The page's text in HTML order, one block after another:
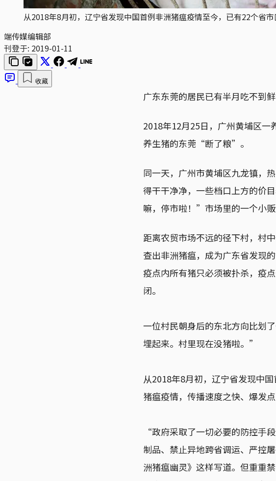
从2018年8月初，辽宁省发现中国首例非洲猪瘟疫情至今，已有22个省
端传媒编辑部
刊登于: 2019-01-11
收藏
广东东莞的居民已有半月吃不到鲜
2018年12月25日，广州黄埔区
养生猪的东莞“断了粮”。
同一天，广州市黄埔区九龙镇，
得干干净净，一些档口上方的价
嘛，停市啦！”市场里的一个小贩
距离农贸市场不远的径下村，村
查出非洲猪瘟，成为广东省发现
疫点内所有猪只必须被扑杀，疫
闭。
一位村民朝身后的东北方向比划
埋起来。村里现在没猪啦。”
从2018年8月初，辽宁省发现中
猪瘟疫情，传播速度之快、爆发
“政府采取了⼀切必要的防控⼿
制品、禁⽌异地跨省调运、严
洲猪瘟幽灵》这样写道。但重重